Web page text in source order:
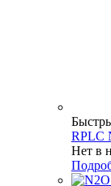
RPLC
Нет в